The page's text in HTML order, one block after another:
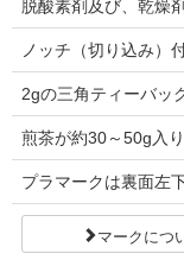
脱酸素剤及び、乾燥
ノッチ（切り込み）付
2gの三角ティーバッ
煎茶が約30～50g入り
プラマークは裏面左
マークにつ